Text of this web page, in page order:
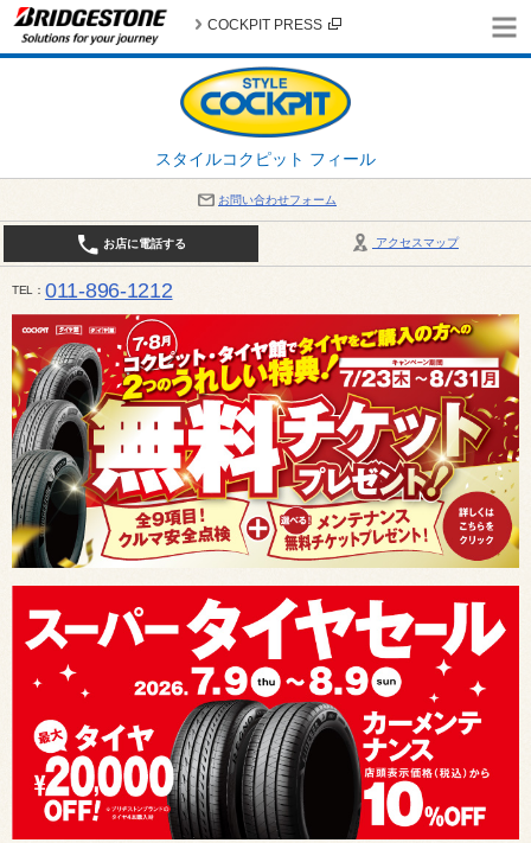
スタイルコクピット フィール
COCKPIT PRESS
お問い合わせフォーム
アクセスマップ
お店に電話する
TEL 011-896-1212
平日・日・祝日：作業受付10:00～17:30 、商談受付は10:00～18:00 まで 営業時間は10:00～
受け出来ない場合がございます。店舗までお問い合わせください。電話も込み合うことが予想さ
日：2026年8月の定休日 毎週 火曜日と水曜日 8月10日(月曜日) から 8月14日(金曜